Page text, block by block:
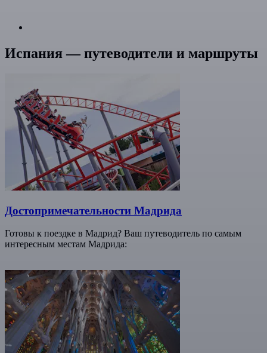
Испания — путеводители и маршруты
Достопримечательности Мадрида
Готовы к поездке в Мадрид? Ваш путеводитель по самым
интересным местам Мадрида: